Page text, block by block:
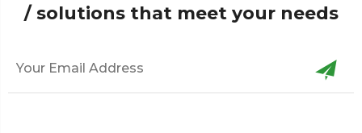
/ solutions that meet your needs